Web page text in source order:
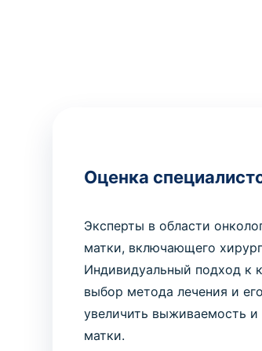
Оценка
Эксперты в области
матки, включающего
Индивидуальный подход к
выбор метода лечения и
увеличить выживаемость
матки.